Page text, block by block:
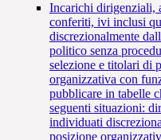
Incarichi dirigenziali,
conferiti, ivi inclusi
discrezionalmente
politico senza
selezione e titolari di
organizzativa con
pubblicare in tabelle
seguenti situazioni:
individuati
posizione